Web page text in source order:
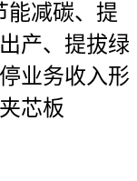
能减碳、提
产、提拔绿
业务收入形
芯板